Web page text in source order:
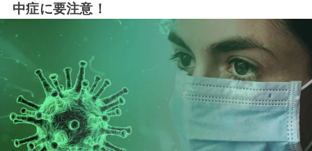
中症に要注意！